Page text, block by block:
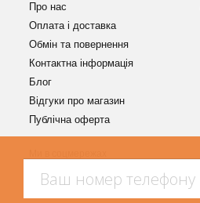
Про нас
Оплата і доставка
Обмін та повернення
Контактна інформація
Блог
Відгуки про магазин
Публічна оферта